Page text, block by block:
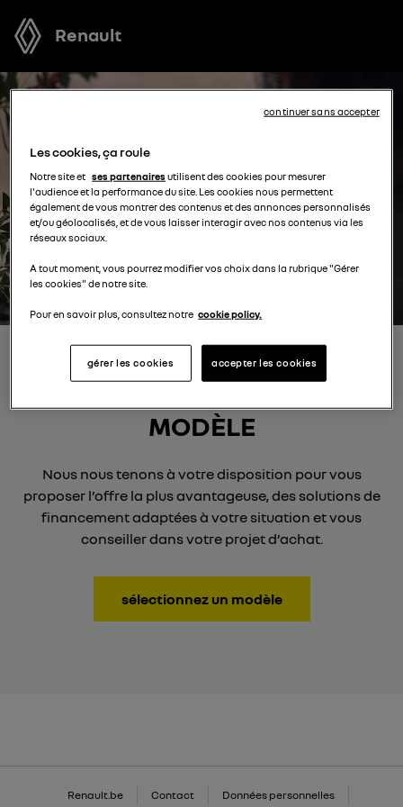
Renault
RECEVEZ GRATUITEMENT
MODÈLE
Nous nous tenons à votre disposition pour vous
proposer l’offre la plus avantageuse, des solutions de
financement adaptées à votre situation et vous
conseiller dans votre projet d’achat.
sélectionnez un modèle
Renault.be Contact Données personnelles
Les cookies, ça roule
Notre site et ses partenairesutilisent des cookies pour mesurer
l'audience et la performance du site. Les cookies nous permettent
également de vous montrer des contenus et des annonces personnalisés
et/ou géolocalisés, et de vous laisser interagir avec nos contenus via les
réseaux sociaux.
A tout moment, vous pourrez modifier vos choix dans la rubrique "Gérer
les cookies" de notre site.
Pour en savoir plus, consultez notre cookie policy.
accepter les cookies
gérer les cookies
continuer sans accepter